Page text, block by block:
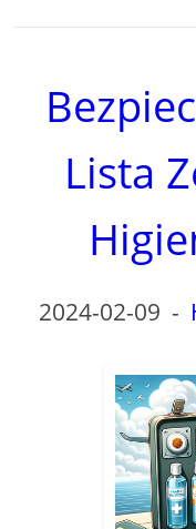
Lista
2024-02-09 -